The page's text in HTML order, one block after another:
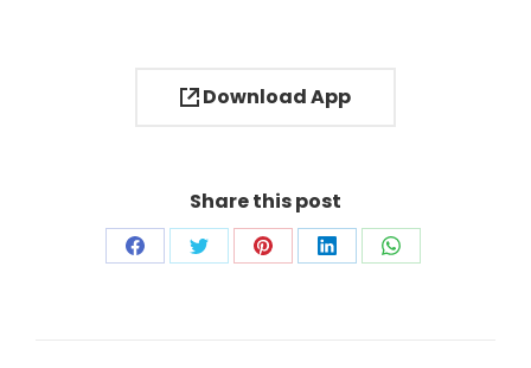
Download App
Share this post
Share Share Share Share Share